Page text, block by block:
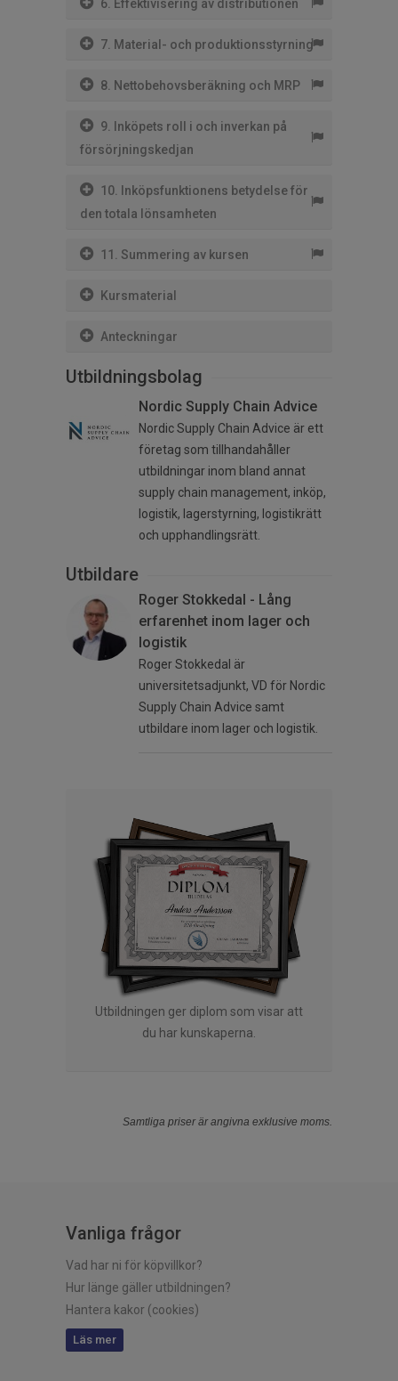
6. Effektivisering av distributionen
7. Material- och produktionsstyrning
8. Nettobehovsberäkning och MRP
9. Inköpets roll i och inverkan på
försörjningskedjan
10. Inköpsfunktionens betydelse för
den totala lönsamheten
11. Summering av kursen
Kursmaterial
Anteckningar
Utbildningsbolag
Nordic Supply Chain Advice
Nordic Supply Chain Advice är ett
företag som tillhandahåller
utbildningar inom bland annat
supply chain management, inköp,
logistik, lagerstyrning, logistikrätt
och upphandlingsrätt.
Utbildare
Roger Stokkedal - Lång
erfarenhet inom lager och
logistik
Roger Stokkedal är
universitetsadjunkt, VD för Nordic
Supply Chain Advice samt
utbildare inom lager och logistik.
Utbildningen ger diplom som visar att
du har kunskaperna.
Samtliga priser är angivna exklusive moms.
Vanliga frågor
Vad har ni för köpvillkor?
Hur länge gäller utbildningen?
Hantera kakor (cookies)
Läs mer